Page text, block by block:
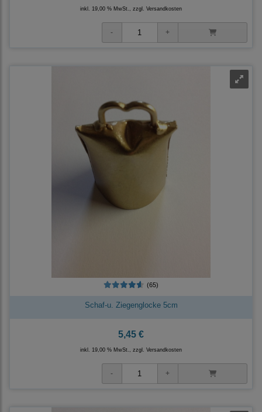
inkl. 19,00 % MwSt., zzgl. Versandkosten
(65)
Schaf-u. Ziegenglocke 5cm
5,45 €
inkl. 19,00 % MwSt., zzgl. Versandkosten